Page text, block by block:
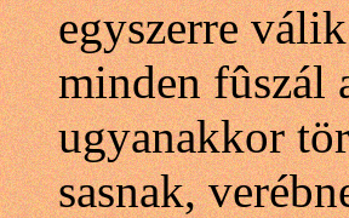
egyszerre
minden fûszál
ugyanakkor
sasnak,